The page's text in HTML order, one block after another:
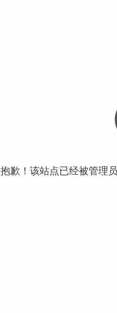
抱歉！该站点已经被管理